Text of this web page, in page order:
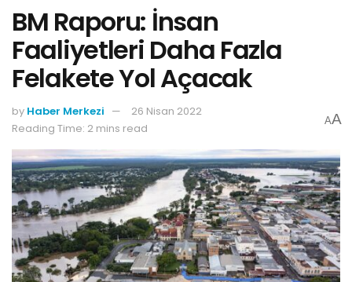
BM Raporu: İnsan
Faaliyetleri Daha Fazla
Felakete Yol Açacak
by Haber Merkezi
26 Nisan 2022
Reading Time: 2 mins read
AA